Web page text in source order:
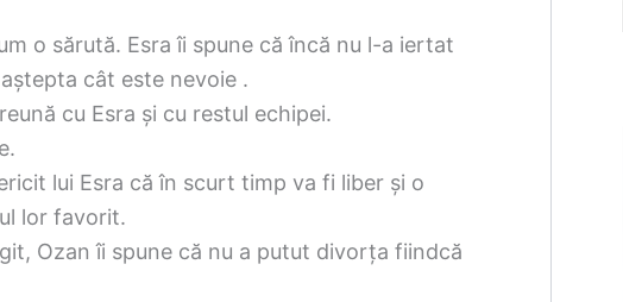
o sărută. Esra îi spune că încă nu l-a iertat
cât este nevoie .
cu Esra și cu restul echipei.
lui Esra că în scurt timp va fi liber și o
lor favorit.
Ozan îi spune că nu a putut divorța fiindcă